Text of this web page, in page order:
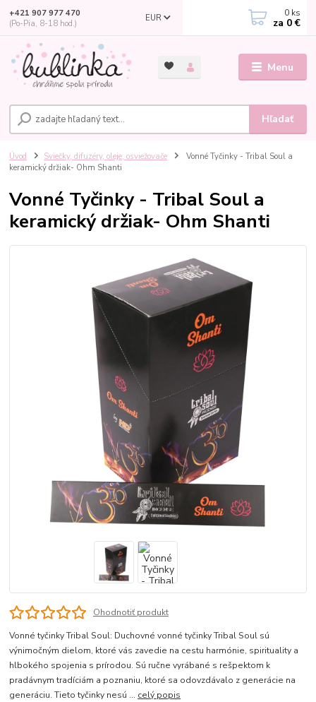
Menu
EUR
Hľadať
+421 907 977 470
(Po-Pia, 8-18 hod.)
0 ks
za 0 €
Úvod Sviečky, difuzéry, oleje, osviežovače
Vonné Tyčinky - Tribal Soul a
keramický držiak- Ohm Shanti
Vonné Tyčinky - Tribal Soul a
keramický držiak- Ohm Shanti
Ohodnotiť produkt
Vonné tyčinky Tribal Soul: Duchovné vonné tyčinky Tribal Soul sú
výnimočným dielom, ktoré vás zavedie na cestu harmónie, spirituality a
hlbokého spojenia s prírodou. Sú ručne vyrábané s rešpektom k
pradávnym tradíciám a poznaniu, ktoré sa odovzdávalo z generácie na
generáciu. Tieto tyčinky nesú ... celý popis